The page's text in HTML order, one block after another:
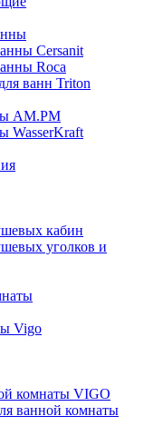
Cersanit
Roca
ванн Triton
AM.PM
WasserKraft
кабин
уголков и
Vigo
комнаты VIGO
ванной комнаты